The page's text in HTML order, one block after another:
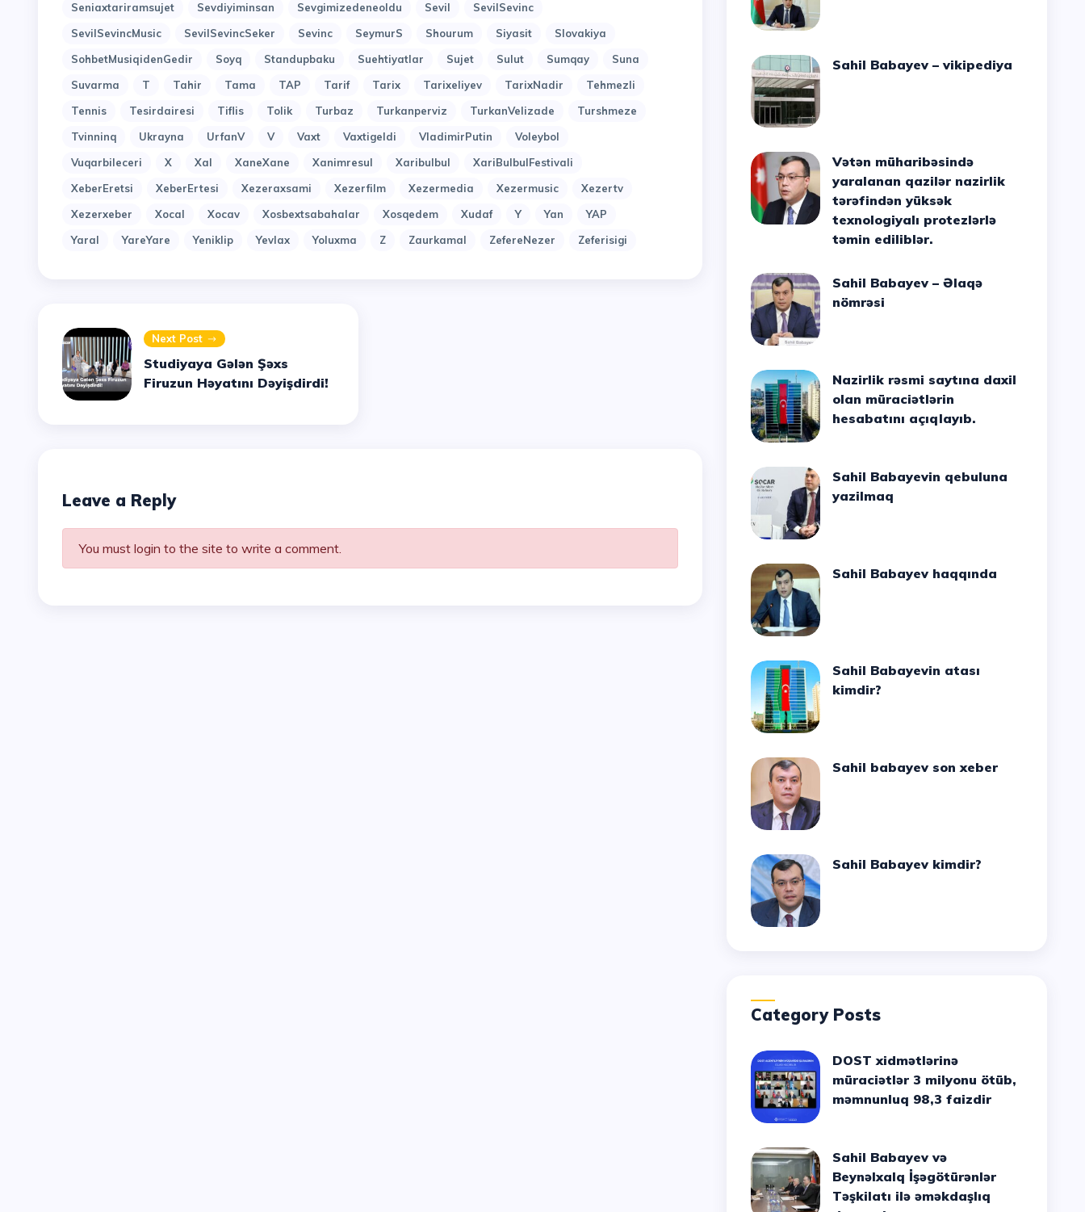
Seniaxtariramsujet
Sevdiyiminsan Sevgimizedeneoldu Sevil
SevilSevinc
SevilSevincMusic
SevilSevincSeker Sevinc SeymurS Shourum Siyasit
Slovakiya
SohbetMusiqidenGedir
Soyq Standupbaku Suehtiyatlar Sujet Sulut Sumqay
Suna
Suvarma
T Tahir Tama TAP Tarif Tarix Tarixeliyev TarixNadir
Tehmezli
Tennis
Tesirdairesi Tiflis Tolik Turbaz Turkanperviz TurkanVelizade
Turshmeze
Tvinninq
Ukrayna UrfanV V Vaxt Vaxtigeldi VladimirPutin
Voleybol
Vuqarbileceri
X Xal XaneXane Xanimresul Xaribulbul
XariBulbulFestivali
XeberEretsi
XeberErtesi Xezeraxsami Xezerfilm Xezermedia Xezermusic
Xezertv
Xezerxeber
Xocal Xocav Xosbextsabahalar Xosqedem Xudaf Y Yan
YAP
Yaral
YareYare Yeniklip Yevlax Yoluxma Z Zaurkamal ZefereNezer Zeferisigi
Next Post
Studiyaya Gələn Şəxs
Firuzun Həyatını Dəyişdirdi!
Leave a Reply
You must login to the site to write a comment.
Sahil Babayev – vikipediya
Vətən müharibəsində
yaralanan qazilər nazirlik
tərəfindən yüksək
texnologiyalı protezlərlə
təmin ediliblər.
Sahil Babayev – Əlaqə
nömrəsi
Nazirlik rəsmi saytına daxil
olan müraciətlərin
hesabatını açıqlayıb.
Sahil Babayevin qebuluna
yazilmaq
Sahil Babayev haqqında
Sahil Babayevin atası
kimdir?
Sahil babayev son xeber
Sahil Babayev kimdir?
Category Posts
DOST xidmətlərinə
müraciətlər 3 milyonu ötüb,
məmnunluq 98,3 faizdir
Sahil Babayev və
Beynəlxalq İşəgötürənlər
Təşkilatı ilə əməkdaşlıq